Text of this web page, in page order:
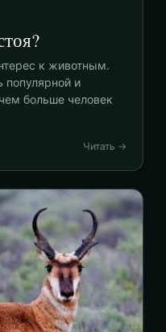
к животным.
популярной и
больше человек
Читать →